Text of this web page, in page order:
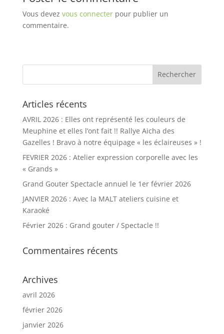
Vous devez vous connecterpour publier un
commentaire.
Articles récents
AVRIL 2026 : Elles ont représenté les couleurs de
Meuphine et elles l’ont fait !! Rallye Aicha des
Gazelles ! Bravo à notre équipage « les éclaireuses » !
FEVRIER 2026 : Atelier expression corporelle avec les
« Grands »
Grand Gouter Spectacle annuel le 1er février 2026
JANVIER 2026 : Avec la MALT ateliers cuisine et
Karaoké
Février 2026 : Grand gouter / Spectacle !!
Commentaires récents
Archives
avril 2026
février 2026
janvier 2026